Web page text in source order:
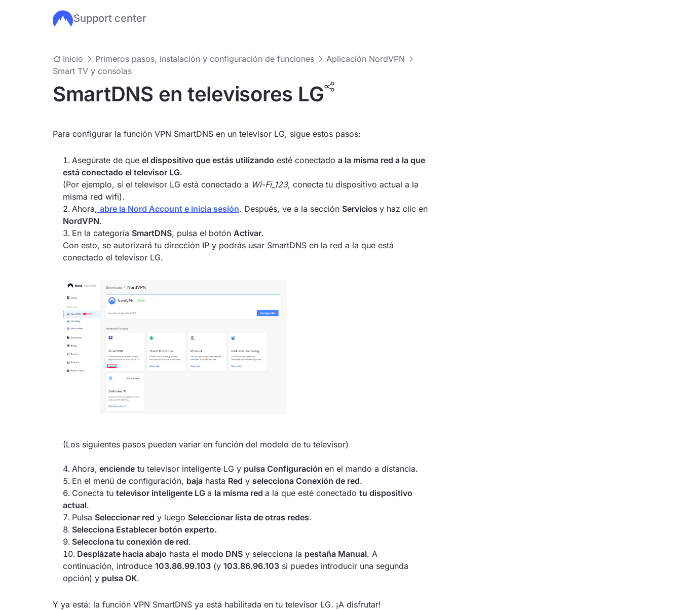
Ir al contenido principal
Support center
Inicio Primeros pasos, instalación y configuración de funciones
Aplicación NordVPN
Smart TV y consolas
SmartDNS en televisores LG
Para configurar la función VPN SmartDNS en un televisor LG, sigue estos pasos:
Asegúrate de que el dispositivo que estás utilizando esté conectado a la misma red a la que
está conectado el televisor LG.
(Por ejemplo, si el televisor LG está conectado a Wi-Fi_123, conecta tu dispositivo actual a la
misma red wifi).
Ahora, abre la Nord Account e inicia sesión. Después, ve a la sección Servicios y haz clic en
NordVPN.
En la categoría SmartDNS, pulsa el botón Activar.
Con esto, se autorizará tu dirección IP y podrás usar SmartDNS en la red a la que está
conectado el televisor LG.
(Los siguientes pasos pueden variar en función del modelo de tu televisor)
Ahora, enciende tu televisor inteligente LG y pulsa Configuración en el mando a distancia.
En el menú de configuración, baja hasta Red y selecciona Conexión de red.
Conecta tu televisor inteligente LG a la misma red a la que esté conectado tu dispositivo
actual.
Pulsa Seleccionar red y luego Seleccionar lista de otras redes.
Selecciona Establecer botón experto.
Selecciona tu conexión de red.
Desplázate hacia abajo hasta el modo DNS y selecciona la pestaña Manual. A
continuación, introduce 103.86.99.103 (y 103.86.96.103 si puedes introducir una segunda
opción) y pulsa OK.
Y ya está: la función VPN SmartDNS ya está habilitada en tu televisor LG. ¡A disfrutar!